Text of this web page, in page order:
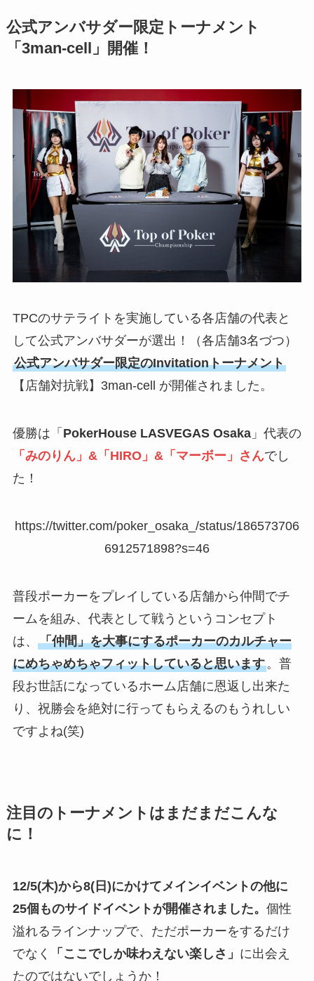
公式アンバサダー限定トーナメント
「 3man-cell 」開催！
TPCのサテライトを実施している各店舗の代表と
して公式アンバサダーが選出！（各店舗3名づつ）
公式アンバサダー限定のInvitationトーナメント
【店舗対抗戦】3man-cell が開催されました。
優勝は「 PokerHouse LASVEGAS Osaka」代表の
「みのりん」&「HIRO」&「マーボー」さんでし
た！
https://twitter.com/poker_osaka_/status/186573706
6912571898?s=46
普段ポーカーをプレイしている店舗から仲間でチ
ームを組み、代表として戦うというコンセプト
は、 「仲間」を大事にするポーカーのカルチャー
にめちゃめちゃフィットしていると思います。普
段お世話になっているホーム店舗に恩返し出来た
り、祝勝会を絶対に行ってもらえるのもうれしい
ですよね(笑)
注目のトーナメントはまだまだこんな
に！
12/5(木)から8(日)にかけてメインイベントの他に
25個ものサイドイベントが開催されました。 個性
溢れるラインナップで、ただポーカーをするだけ
でなく
「ここでしか味わえない楽しさ」 に出会え
たのではないでしょうか！